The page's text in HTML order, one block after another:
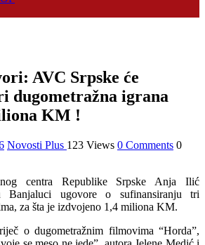
AVC Srpske će
dugometražna igrana
KM !
Novosti Plus 123 Views 0 Comments 0
centra Republike Srpske Anja Ilić
Banjaluci ugovore o sufinansiranju tri
za šta je izdvojeno 1,4 miliona KM.
o dugometražnim filmovima “Horda”,